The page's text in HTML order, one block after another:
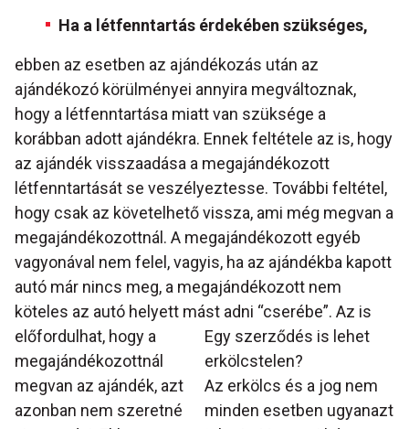
Ha a létfenntartás érdekében szükséges,
ebben az esetben az ajándékozás után az
ajándékozó körülményei annyira megváltoznak,
hogy a létfenntartása miatt van szüksége a
korábban adott ajándékra. Ennek feltétele az is, hogy
az ajándék visszaadása a megajándékozott
létfenntartását se veszélyeztesse. További feltétel,
hogy csak az követelhető vissza, ami még megvan a
megajándékozottnál. A megajándékozott egyéb
vagyonával nem felel, vagyis, ha az ajándékba kapott
autó már nincs meg, a megajándékozott nem
köteles az autó helyett mást adni “cserébe”.
Egy szerződés is lehet
erkölcstelen?
Az erkölcs és a jog nem
minden esetben ugyanazt
Az is
előfordulhat, hogy a
megajándékozottnál
megvan az ajándék, azt
azonban nem szeretné